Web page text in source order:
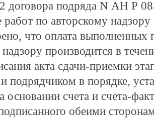
договора подряда N АН Р
по авторскому
что оплата выполненных
производится в
акта сдачи-приемки
подрядчиком в порядке,
основании счета и счета-
обеими